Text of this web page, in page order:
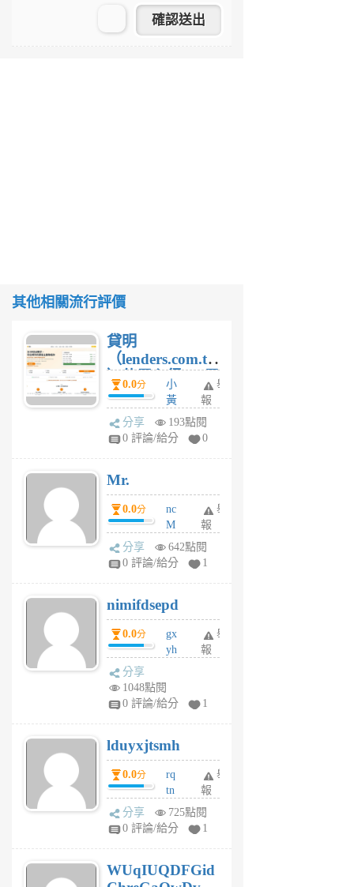
其他相關流行評價
貸明
（lenders.com.tw
）使用心得 — 民
間貸款比較平台
體驗
0.0分
小
黃
蜂
1
舉
報
分享
193點閱
0 評論/給分
0
Mr.
0.0分
nc
M
U
F
U
5
個
月
舉
報
分享
642點閱
0 評論/給分
1
nimifdsepd
0.0分
gx
yh
jl
月
前
舉
報
分享
1048點閱
0 評論/給分
1
lduyxjtsmh
0.0分
rq
tn
jt
gl
個
舉
報
分享
725點閱
0 評論/給分
1
WUqIUQDFGid